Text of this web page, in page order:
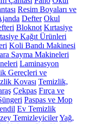
Resim Boyaları ve
Defter Okul
Bloknot Kırtasiye
Kağıt Ürünleri
Koli Bandı Makinesi
Sayma Makineleri
Laminasyon
Gereçleri ve
Kovası Temizlik,
Çekpas Fırça ve
Paspas ve Mop
Ev Temizlik
TemizleyicilerYağ,